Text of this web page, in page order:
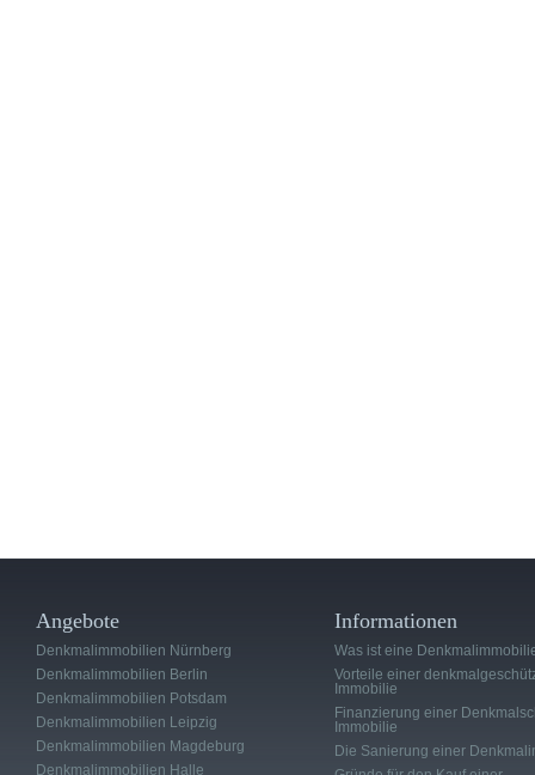
Angebote
Denkmalimmobilien Nürnberg
Denkmalimmobilien Berlin
Denkmalimmobilien Potsdam
Denkmalimmobilien Leipzig
Denkmalimmobilien Magdeburg
Denkmalimmobilien Halle
Informationen
Was ist eine
Vorteile einer
Immobilie
Finanzierung einer
Immobilie
Die Sanierung einer